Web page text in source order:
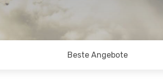
Beste Angebote